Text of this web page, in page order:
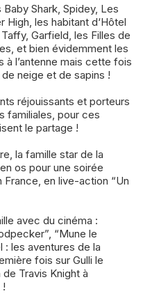
Shark, Spidey, Les
les habitant d‘Hôtel
Garfield, les Filles de
et bien évidemment les
à l’antenne mais cette fois
neige et de sapins !
réjouissants et porteurs
familiales, pour ces
le partage !
la famille star de la
os pour une soirée
en live-action “Un
avec du cinéma :
“Mune le
: les aventures de la
fois sur Gulli le
Travis Knight à